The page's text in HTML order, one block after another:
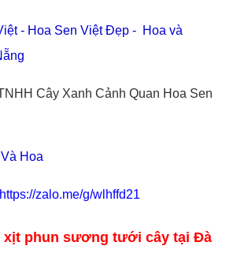
- Hoa Sen Việt Đẹp - Hoa và
Cây Xanh Cảnh Quan Hoa Sen
Hoa
https://zalo.me/g/wlhffd21
xịt phun sương tưới cây tại Đà